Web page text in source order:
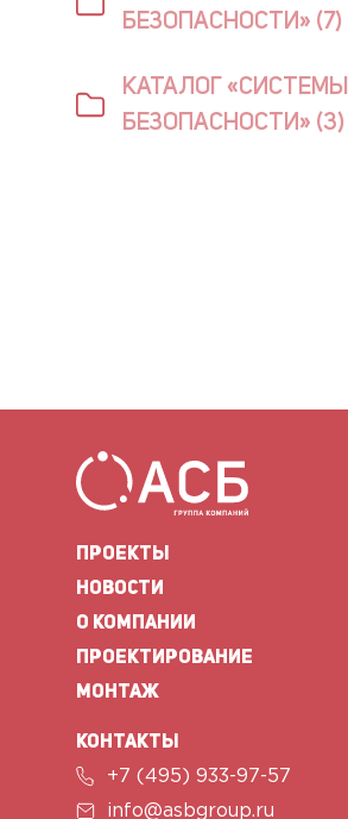
БЕЗОПАСНОСТИ» (7)
КАТАЛОГ «СИСТЕМЫ
БЕЗОПАСНОСТИ» (3)
ПРОЕКТЫ
НОВОСТИ
О КОМПАНИИ
ПРОЕКТИРОВАНИЕ
МОНТАЖ
КОНТАКТЫ
+7 (495) 933-97-57
info@asbgroup.ru